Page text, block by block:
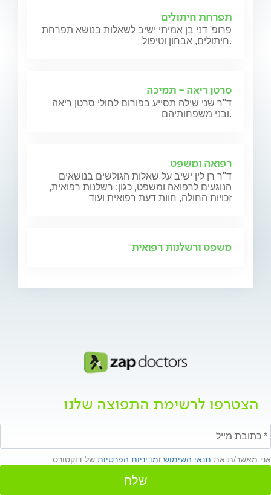
תפרחת חיתולים
פרופ' דני בן אמיתי ישיב לשאלות בנושא תפרחת
חיתולים, אבחון וטיפול.
סרטן ריאה - תמיכה
ד"ר שני שילה תסייע בפורום לחולי סרטן ריאה
ובני משפחותיהם.
רפואה ומשפט
ד"ר רן לין ישיב על שאלות הגולשים בנושאים
הנוגעים לרפואה ומשפט, כגון: רשלנות רפואית,
זכויות החולה, חוות דעת רפואית ועוד
משפט ורשלנות רפואית
הצטרפו לרשימת התפוצה שלנו
אני מאשר/ת את תנאי השימוש ומדיניות הפרטיות של דוקטורס
שלח